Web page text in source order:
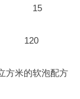
15
方米的软泡配方